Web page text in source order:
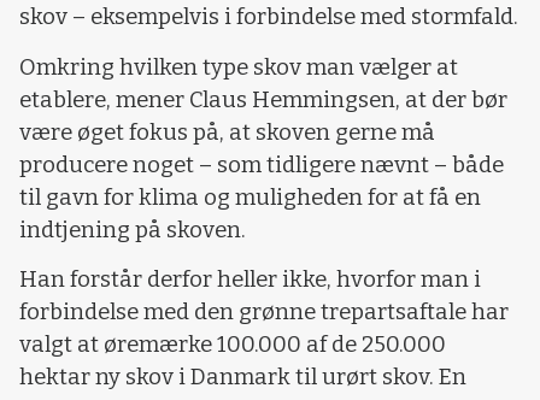
skov – eksempelvis i forbindelse med stormfald.
Omkring hvilken type skov man vælger at
etablere, mener Claus Hemmingsen, at der bør
være øget fokus på, at skoven gerne må
producere noget – som tidligere nævnt – både
til gavn for klima og muligheden for at få en
indtjening på skoven.
Han forstår derfor heller ikke, hvorfor man i
forbindelse med den grønne trepartsaftale har
valgt at øremærke 100.000 af de 250.000
hektar ny skov i Danmark til urørt skov. En